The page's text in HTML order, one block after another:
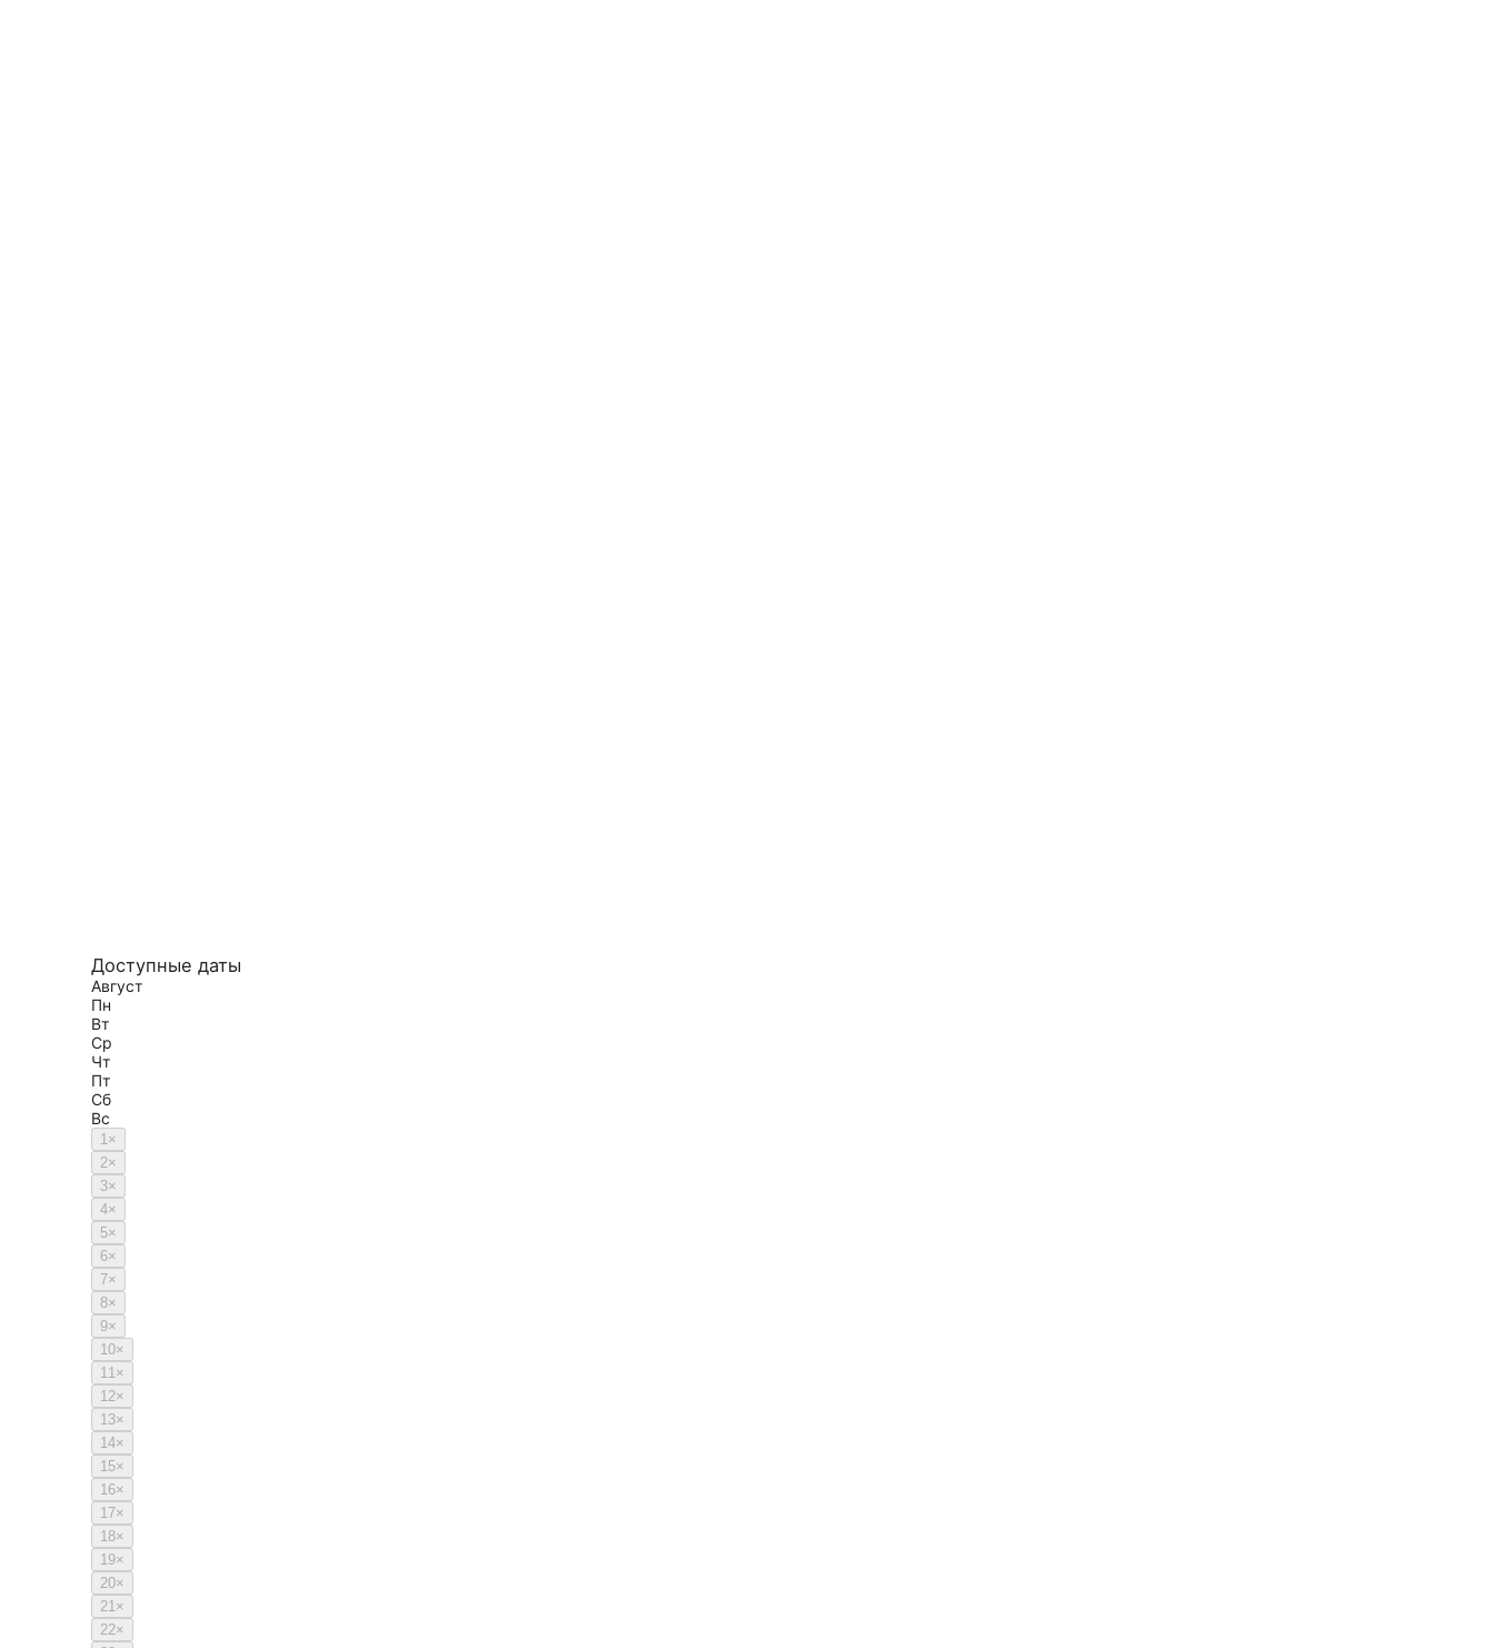
Доступные даты
Август
Пн
Вт
Ср
Чт
Пт
Сб
Вс
1×
2×
3×
4×
5×
6×
7×
8×
9×
10×
11×
12×
13×
14×
15×
16×
17×
18×
19×
20×
21×
22×